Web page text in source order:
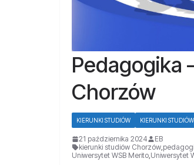
Pedagogika
Chorzów
KIERUNKI STUDIÓW KIERUNKI
21 października 2024
EB
kierunki studiów Chorzów
Uniwersytet WSB Merito Uniwersytet